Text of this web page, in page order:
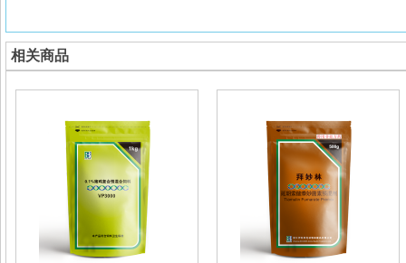
相关商品